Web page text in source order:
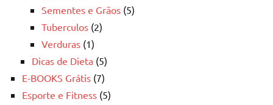
Sementes e Grãos (5)
Tuberculos (2)
Verduras (1)
Dicas de Dieta (5)
E-BOOKS Grátis (7)
Esporte e Fitness (5)